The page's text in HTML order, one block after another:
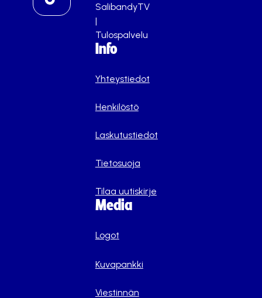
SalibandyTV
|
Tulospalvelu
Info
Yhteystiedot
Henkilöstö
Laskutustiedot
Tietosuoja
Tilaa uutiskirje
Media
Logot
Kuvapankki
Viestinnän